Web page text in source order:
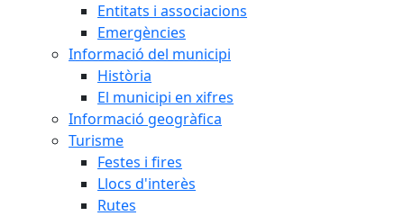
Entitats i associacions
Emergències
Informació del municipi
Història
El municipi en xifres
Informació geogràfica
Turisme
Festes i fires
Llocs d'interès
Rutes